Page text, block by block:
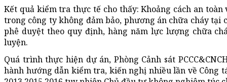
Kết quả kiểm tra thực tế cho thấy: Khoảng cách an toàn
trong công ty không đảm bảo, phương án chữa cháy tại
phê duyệt theo quy định, hàng năm lực lượng chữa
luyện.
Quá trình thực hiện dự án, Phòng Cảnh sát
hành hướng dẫn kiểm tra, kiến nghị nhiều lần về Công